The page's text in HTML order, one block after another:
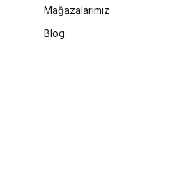
Mağazalarımız
Blog